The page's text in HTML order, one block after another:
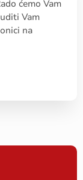
ćemo Vam
Vam
na